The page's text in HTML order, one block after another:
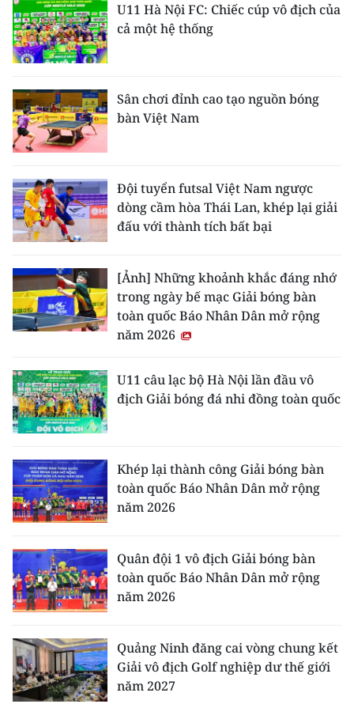
U11 Hà Nội FC: Chiếc cúp vô địch của
cả một hệ thống
Sân chơi đỉnh cao tạo nguồn bóng
bàn Việt Nam
Đội tuyển futsal Việt Nam ngược
dòng cầm hòa Thái Lan, khép lại giải
đấu với thành tích bất bại
[Ảnh] Những khoảnh khắc đáng nhớ
trong ngày bế mạc Giải bóng bàn
toàn quốc Báo Nhân Dân mở rộng
năm 2026
U11 câu lạc bộ Hà Nội lần đầu vô
địch Giải bóng đá nhi đồng toàn quốc
Khép lại thành công Giải bóng bàn
toàn quốc Báo Nhân Dân mở rộng
năm 2026
Quân đội 1 vô địch Giải bóng bàn
toàn quốc Báo Nhân Dân mở rộng
năm 2026
Quảng Ninh đăng cai vòng chung kết
Giải vô địch Golf nghiệp dư thế giới
năm 2027